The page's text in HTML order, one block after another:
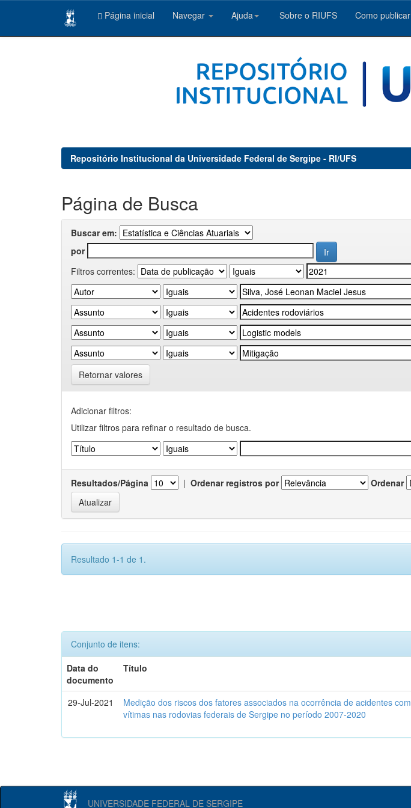
Página inicial Navegar Ajuda Sobre o RIUFS Como publicar
Repositório Institucional da Universidade Federal de Sergipe - RI/UFS
Página de Busca
Buscar em:
por
Filtros correntes:
Retornar valores
Adicionar filtros:
Utilizar filtros para refinar o resultado de busca.
Resultados/Página | Ordenar registros por Ordenar
Resultado 1-1 de 1.
Conjunto de itens:
Data do
documento
Título
29-Jul-2021
Medição dos riscos dos fatores associados na ocorrência de acidentes com
vítimas nas rodovias federais de Sergipe no período 2007-2020
UNIVERSIDADE FEDERAL DE SERGIPE